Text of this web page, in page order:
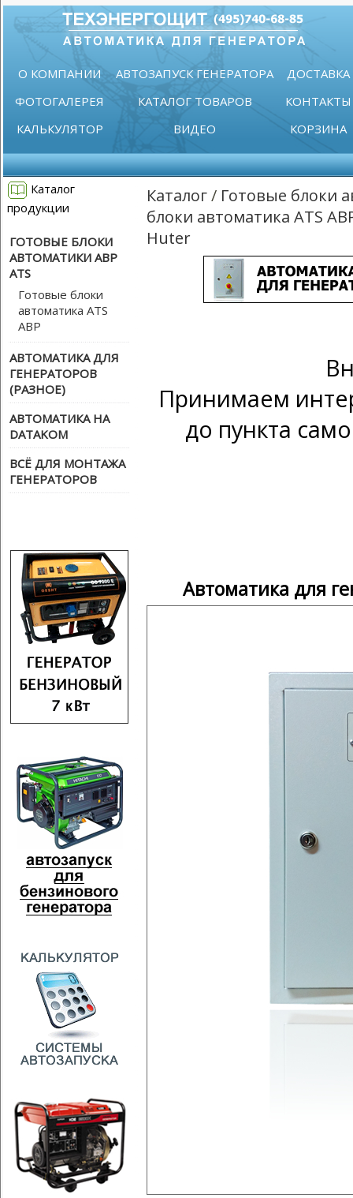
О КОМПАНИИ АВТОЗАПУСК ГЕНЕРАТОРА
ДОСТАВКА
ФОТОГАЛЕРЕЯ
КАТАЛОГ ТОВАРОВ
КОНТАКТЫ
КАЛЬКУЛЯТОР
ВИДЕО КОРЗИНА
Каталог
продукции
ГОТОВЫЕ БЛОКИ
АВТОМАТИКИ АВР
ATS
Готовые блоки
автоматика ATS
АВР
АВТОМАТИКА ДЛЯ
ГЕНЕРАТОРОВ
(РАЗНОЕ)
АВТОМАТИКА НА
DATAKOM
ВСЁ ДЛЯ МОНТАЖА
ГЕНЕРАТОРОВ
Каталог/ Готовые блоки
блоки автоматика ATS
Huter
Принимаем
до пункта
Автоматика для